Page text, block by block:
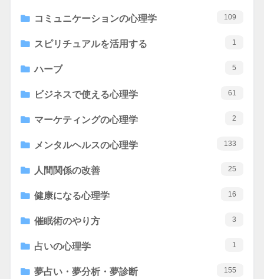
コミュニケーションの心理学 109
スピリチュアルを活用する 1
ハーブ 5
ビジネスで使える心理学 61
マーケティングの心理学 2
メンタルヘルスの心理学 133
人間関係の改善 25
健康になる心理学 16
催眠術のやり方 3
占いの心理学 1
夢占い・夢分析・夢診断 155